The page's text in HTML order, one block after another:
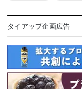
タイアップ企画広告